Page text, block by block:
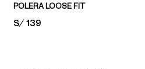
POLERA LOOSE FIT
PRICE:
S/ 139